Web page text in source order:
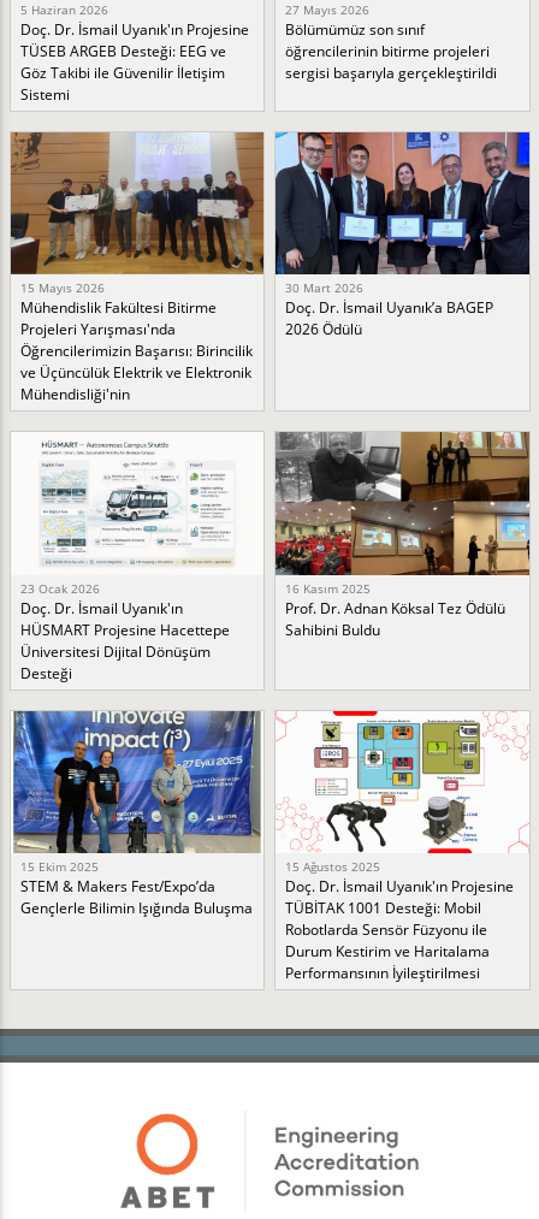
5 Haziran 2026
Doç. Dr. İsmail Uyanık'ın Projesine
TÜSEB ARGEB Desteği: EEG ve
Göz Takibi ile Güvenilir İletişim
Sistemi
27 Mayıs 2026
Bölümümüz son sınıf
öğrencilerinin bitirme projeleri
sergisi başarıyla gerçekleştirildi
15 Mayıs 2026
Mühendislik Fakültesi Bitirme
Projeleri Yarışması'nda
Öğrencilerimizin Başarısı: Birincilik
ve Üçüncülük Elektrik ve Elektronik
Mühendisliği'nin
30 Mart 2026
Doç. Dr. İsmail Uyanık’a BAGEP
2026 Ödülü
23 Ocak 2026
Doç. Dr. İsmail Uyanık'ın
HÜSMART Projesine Hacettepe
Üniversitesi Dijital Dönüşüm
Desteği
16 Kasım 2025
Prof. Dr. Adnan Köksal Tez Ödülü
Sahibini Buldu
15 Ekim 2025
STEM & Makers Fest/Expo’da
Gençlerle Bilimin Işığında Buluşma
15 Ağustos 2025
Doç. Dr. İsmail Uyanık'ın Projesine
TÜBİTAK 1001 Desteği: Mobil
Robotlarda Sensör Füzyonu ile
Durum Kestirim ve Haritalama
Performansının İyileştirilmesi